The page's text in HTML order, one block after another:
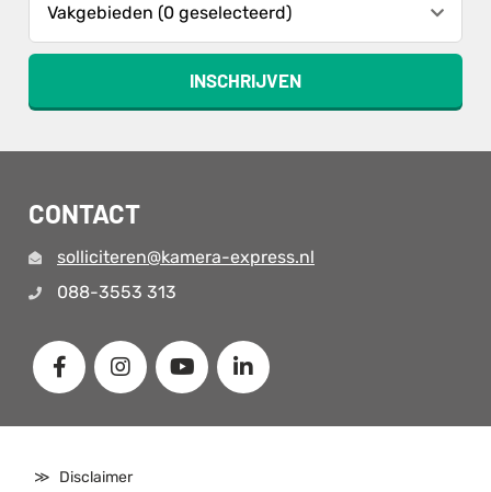
Vakgebieden (0 geselecteerd)
INSCHRIJVEN
CONTACT
solliciteren@kamera-express.nl
088-3553 313
Disclaimer